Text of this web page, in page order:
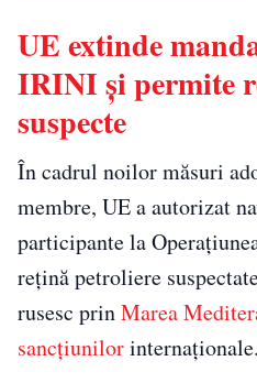
UE extinde
IRINI și permite
suspecte
În cadrul noilor măsuri
membre, UE a autorizat
participante la
rețină petroliere
rusesc prinMarea
sancțiunilorinternaționale.